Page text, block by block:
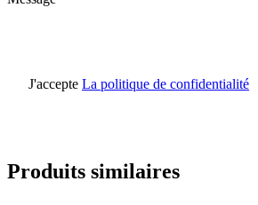
J'accepte La politique de confidentialité
Produits similaires